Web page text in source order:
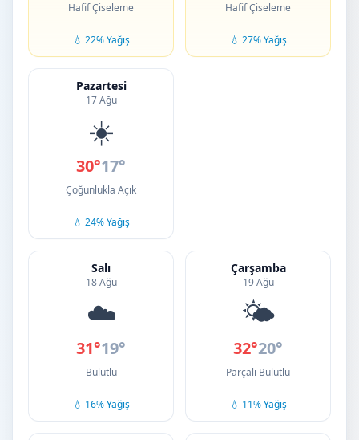
Hafif Çiseleme
💧 22% Yağış
Hafif Çiseleme
💧 27% Yağış
Pazartesi
17 Ağu
☀️
30°17°
Çoğunlukla Açık
💧 24% Yağış
Salı
18 Ağu
☁️
31°19°
Bulutlu
💧 16% Yağış
Çarşamba
19 Ağu
🌤️
32°20°
Parçalı Bulutlu
💧 11% Yağış